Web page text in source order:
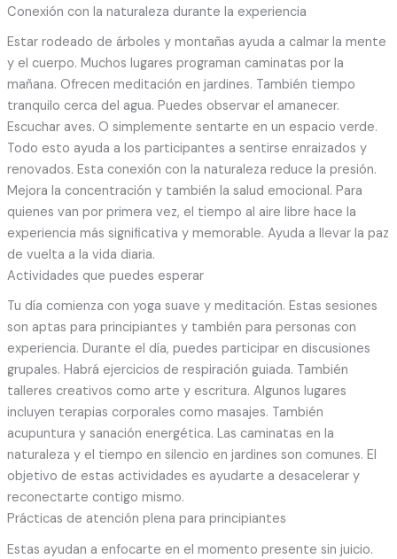
Conexión con la naturaleza durante la experiencia
Estar rodeado de árboles y montañas ayuda a calmar la mente
y el cuerpo. Muchos lugares programan caminatas por la
mañana. Ofrecen meditación en jardines. También tiempo
tranquilo cerca del agua. Puedes observar el amanecer.
Escuchar aves. O simplemente sentarte en un espacio verde.
Todo esto ayuda a los participantes a sentirse enraizados y
renovados. Esta conexión con la naturaleza reduce la presión.
Mejora la concentración y también la salud emocional. Para
quienes van por primera vez, el tiempo al aire libre hace la
experiencia más significativa y memorable. Ayuda a llevar la paz
de vuelta a la vida diaria.
Actividades que puedes esperar
Tu día comienza con yoga suave y meditación. Estas sesiones
son aptas para principiantes y también para personas con
experiencia. Durante el día, puedes participar en discusiones
grupales. Habrá ejercicios de respiración guiada. También
talleres creativos como arte y escritura. Algunos lugares
incluyen terapias corporales como masajes. También
acupuntura y sanación energética. Las caminatas en la
naturaleza y el tiempo en silencio en jardines son comunes. El
objetivo de estas actividades es ayudarte a desacelerar y
reconectarte contigo mismo.
Prácticas de atención plena para principiantes
Estas ayudan a enfocarte en el momento presente sin juicio.